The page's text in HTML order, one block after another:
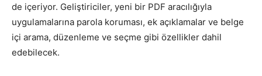
de içeriyor. Geliştiriciler, yeni bir PDF aracılığıyla
uygulamalarına parola koruması, ek açıklamalar ve belge
içi arama, düzenleme ve seçme gibi özellikler dahil
edebilecek.